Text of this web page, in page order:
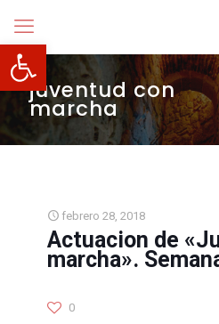
Abrir barra de herramientas
juventud con
marcha
febrero 28, 2018
Actuacion de
marcha».
0